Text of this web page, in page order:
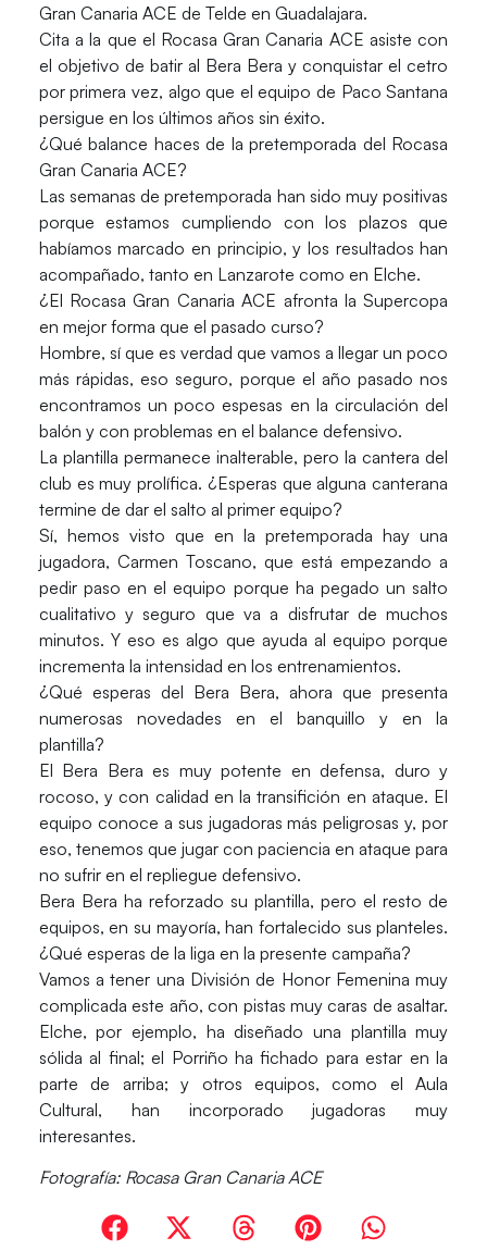
Gran Canaria ACE de Telde en Guadalajara.
Cita a la que el Rocasa Gran Canaria ACE asiste con
el objetivo de batir al Bera Bera y conquistar el cetro
por primera vez, algo que el equipo de Paco Santana
persigue en los últimos años sin éxito.
¿Qué balance haces de la pretemporada del Rocasa
Gran Canaria ACE?
Las semanas de pretemporada han sido muy positivas
porque estamos cumpliendo con los plazos que
habíamos marcado en principio, y los resultados han
acompañado, tanto en Lanzarote como en Elche.
¿El Rocasa Gran Canaria ACE afronta la Supercopa
en mejor forma que el pasado curso?
Hombre, sí que es verdad que vamos a llegar un poco
más rápidas, eso seguro, porque el año pasado nos
encontramos un poco espesas en la circulación del
balón y con problemas en el balance defensivo.
La plantilla permanece inalterable, pero la cantera del
club es muy prolífica. ¿Esperas que alguna canterana
termine de dar el salto al primer equipo?
Sí, hemos visto que en la pretemporada hay una
jugadora, Carmen Toscano, que está empezando a
pedir paso en el equipo porque ha pegado un salto
cualitativo y seguro que va a disfrutar de muchos
minutos. Y eso es algo que ayuda al equipo porque
incrementa la intensidad en los entrenamientos.
¿Qué esperas del Bera Bera, ahora que presenta
numerosas novedades en el banquillo y en la
plantilla?
El Bera Bera es muy potente en defensa, duro y
rocoso, y con calidad en la transifición en ataque. El
equipo conoce a sus jugadoras más peligrosas y, por
eso, tenemos que jugar con paciencia en ataque para
no sufrir en el repliegue defensivo.
Bera Bera ha reforzado su plantilla, pero el resto de
equipos, en su mayoría, han fortalecido sus planteles.
¿Qué esperas de la liga en la presente campaña?
Vamos a tener una División de Honor Femenina muy
complicada este año, con pistas muy caras de asaltar.
Elche, por ejemplo, ha diseñado una plantilla muy
sólida al final; el Porriño ha fichado para estar en la
parte de arriba; y otros equipos, como el Aula
Cultural, han incorporado jugadoras muy
interesantes.
Fotografía: Rocasa Gran Canaria ACE